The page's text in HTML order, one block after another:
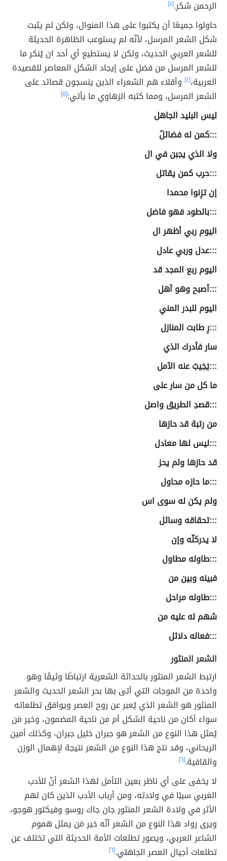
الرحمن شكر.[٤]
حاولوا جميعًا أن يكتبوا على هذا المنوال، ولكن لم يثبت
شكل الشعر المرسل، لأنّه لم يستوعب الظاهرة الحديثة
للشعر العربي الحديث، ولكن لا يستطيع أي أحد ان يُنكر ما
للشعر المرسل من فضل على إيجاد الشكل المعاصر للقصيدة
العربية،[٤]
وأقلاء هم الشعراء الذين ينسجون قصائد على
الشعر المرسل، ومما كتبه الزهاوي ما يأتي:[٥]
ليس البليد الجاهل
:::كمن له فضائلُ
ولا الذي يجبن في ال
:::حرب كمن يقاتل
إن تزِنوا محمدا
:::بالطود فهو فاضل
اليوم ربي أظهر ال
:::عدل وربي عادل
اليوم ربع المجد قد
:::أصبح وهو آهل
اليوم للبدر المني
:::رِ طابت المنازل
سار فأدرك الذي
:::يَخِيبُ عنه الآمل
ما كل من سار على
:::قصدِ الطريق واصل
من رتبة قد حازها
:::ليس لها معادل
قد حازها ولم يحز
:::ما حازه محاول
ولم يكن له سوى اس
:::تحقاقه وسائل
لا يدركنّه وإن
:::طاوله مطاول
فبينه وبين من
:::طاوله مراحل
شهم له عليه من
:::فعاله دلائل
الشعر المنثور
ارتبط الشعر المنثور بالحداثة الشعرية ارتباطًا وثيقًا وهو
واحدة من الموجات التي أتى بها بحر الشعر الحديث والشعر
المنثور هو الشعر الذي يُعبر عن روح العصر ويوافق تطلعاته
سواء أكان من ناحية الشكل أم من ناحية المضمون، وخير مَن
يُمثل هذا النوع من الشعر هو جبران خليل جبران، وكذلك أمين
الريحاني، وقد نتج هذا النوع من الشعر نتيجة لإهمال الوزن
والقافية.[٦]
لا يخفى على أي ناظر بعين التأمل لهذا الشعر أنّ للأدب
الغربي سببًا في ولادته، ومن أرباب الأدب الذين كان لهم
الأثر في ولادة الشعر المنثور جان جاك روسو وفيكتور هوجو،
ويرى رواد هذا النوع من الشعر أنّه خير مَن يمثل هموم
الشاعر العربي، ويصور تطلعات الأمة الحديثة التي تختلف عن
تطلعات أجيال العصر الجاهلي.[٦]